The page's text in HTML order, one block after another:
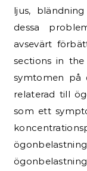
ljus,
dessa
avsevärt
sections in
symtomen på
relaterad till
som ett